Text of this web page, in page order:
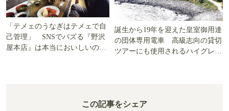
「テメェのうなぎはテメェで自
己管理」 SNSでバズる『野沢
屋本店』は本当においしいの
誕生から19年を迎えた皇室御用達
の団体専用電車 高級志向の貸切
ツアーにも使用されるハイグレー
この記事をシェア